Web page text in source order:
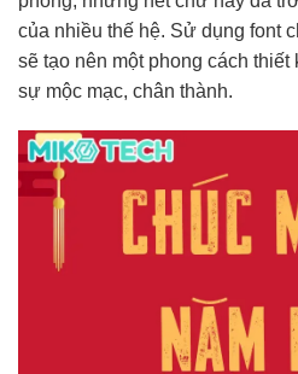
của nhiều thế hệ. Sử dụng font
sẽ tạo nên một phong cách
sự mộc mạc, chân thành.